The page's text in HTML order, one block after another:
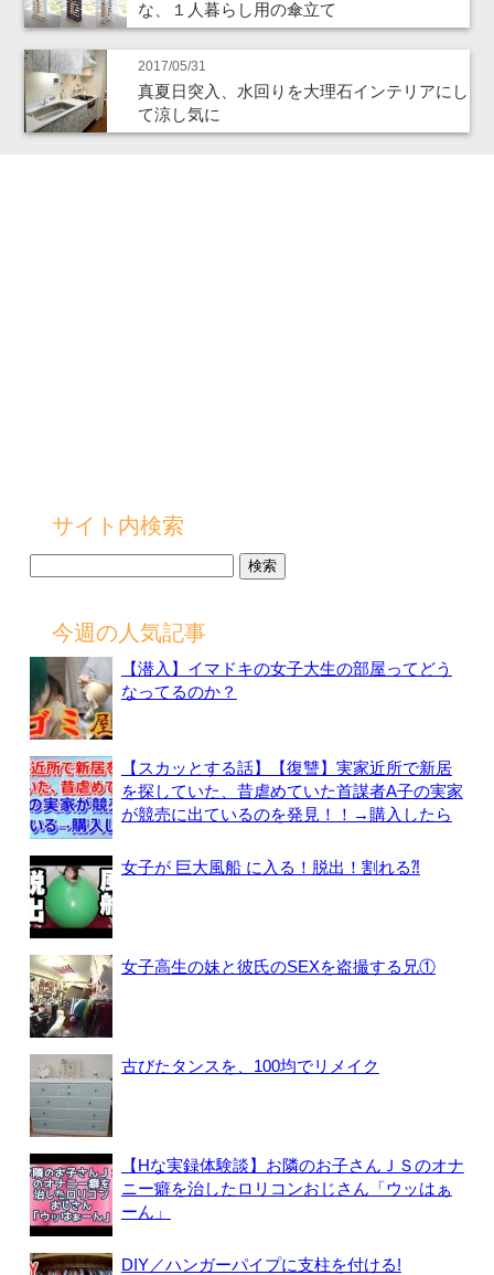
な、１人暮らし用の傘立て
2017/05/31
真夏日突入、水回りを大理石インテリアにし
て涼し気に
サイト内検索
今週の人気記事
【潜入】イマドキの女子大生の部屋ってどう
なってるのか？
【スカッとする話】【復讐】実家近所で新居
を探していた、昔虐めていた首謀者A子の実家
が競売に出ているのを発見！！→購入したら
女子が 巨大風船 に入る！脱出！割れる⁈
女子高生の妹と彼氏のSEXを盗撮する兄①
古びたタンスを、100均でリメイク
【Hな実録体験談】お隣のお子さんＪＳのオナ
ニー癖を治したロリコンおじさん「ウッはぁ
ーん」
DIY／ハンガーパイプに支柱を付ける!